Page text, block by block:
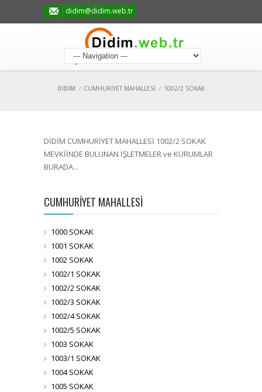
didim@didim.web.tr
DİDİM / CUMHURİYET MAHALLESİ / 1002/2 SOKAK
DİDİM CUMHURİYET MAHALLESİ 1002/2 SOKAK
MEVKİİNDE BULUNAN İŞLETMELER ve KURUMLAR
BURADA...
CUMHURİYET MAHALLESİ
1000 SOKAK
1001 SOKAK
1002 SOKAK
1002/1 SOKAK
1002/2 SOKAK
1002/3 SOKAK
1002/4 SOKAK
1002/5 SOKAK
1003 SOKAK
1003/1 SOKAK
1004 SOKAK
1005 SOKAK